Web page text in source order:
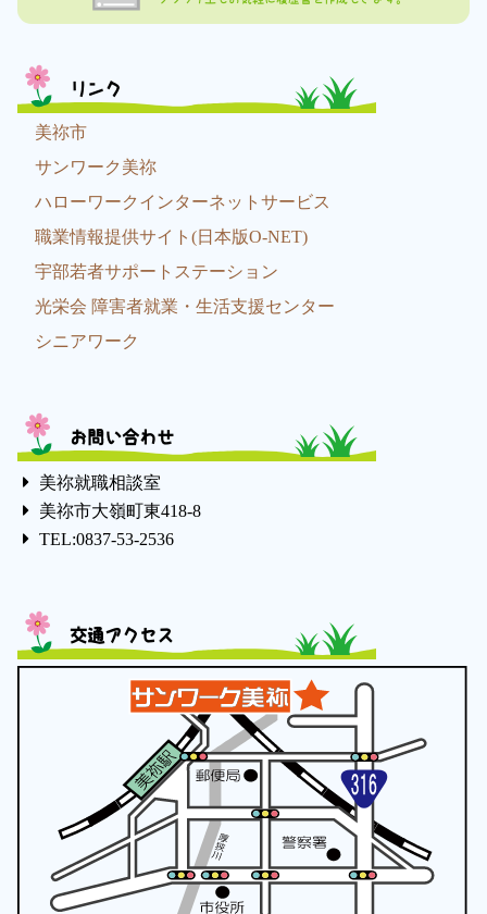
リンク
美祢市
サンワーク美祢
ハローワークインターネットサービス
職業情報提供サイト(日本版O-NET)
宇部若者サポートステーション
光栄会 障害者就業・生活支援センター
シニアワーク
お問い合わせ
美祢就職相談室
美祢市大嶺町東418-8
TEL:0837-53-2536
交通アクセス